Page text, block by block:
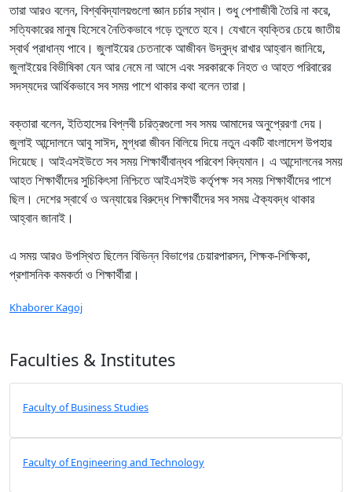
তারা আরও বলেন, বিশ্ববিদ্যালয়গুলো জ্ঞান চর্চার স্থান। শুধু পেশাজীবী তৈরি না করে,
সত্যিকারের মানুষ হিসেবে নৈতিকভাবে গড়ে তুলতে হবে। যেখানে ব্যক্তির চেয়ে জাতীয়
স্বার্থ প্রাধান্য পাবে। জুলাইয়ের চেতনাকে আজীবন উদ্বুদ্ধ রাখার আহ্বান জানিয়ে,
জুলাইয়ের বিভীষিকা যেন আর নেমে না আসে এবং সরকারকে নিহত ও আহত পরিবারের
সদস্যদের আর্থিকভাবে সব সময় পাশে থাকার কথা বলেন তারা।
বক্তারা বলেন, ইতিহাসের বিপ্লবী চরিত্রগুলো সব সময় আমাদের অনুপ্রেরণা দেয়।
জুলাই আন্দোলনে আবু সাঈদ, মুগ্ধরা জীবন বিলিয়ে দিয়ে নতুন একটি বাংলাদেশ উপহার
দিয়েছে। আইএসইউতে সব সময় শিক্ষার্থীবান্ধব পরিবেশ বিদ্যমান। এ আন্দোলনের সময়
আহত শিক্ষার্থীদের সুচিকিৎসা নিশ্চিতে আইএসইউ কর্তৃপক্ষ সব সময় শিক্ষার্থীদের পাশে
ছিল। দেশের স্বার্থে ও অন্যায়ের বিরুদ্ধে শিক্ষার্থীদের সব সময় ঐক্যবদ্ধ থাকার
আহ্বান জানাই।
এ সময় আরও উপস্থিত ছিলেন বিভিন্ন বিভাগের চেয়ারপারসন, শিক্ষক-শিক্ষিকা,
প্রশাসনিক কমকর্তা ও শিক্ষার্থীরা।
Khaborer Kagoj
Faculties & Institutes
Faculty of Business Studies
Faculty of Engineering and Technology